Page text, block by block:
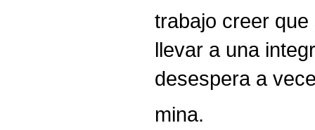
trabajo creer
llevar a una
desespera a
mina.